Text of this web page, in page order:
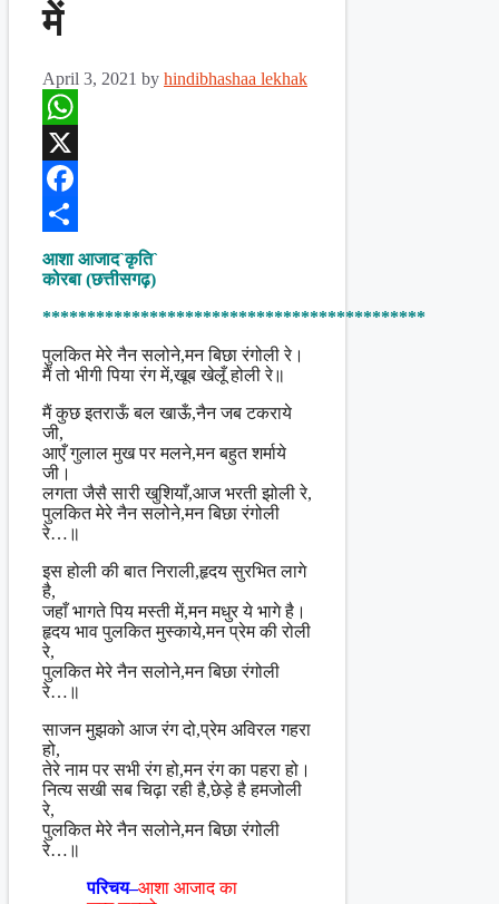
में
April 3, 2021 by hindibhashaa lekhak
WhatsApp
X
Facebook
Share
आशा आजाद`कृति`
कोरबा (छत्तीसगढ़)
*******************************************
पुलकित मेरे नैन सलोने,मन बिछा रंगोली रे।
मैं तो भीगी पिया रंग में,खूब खेलूँ होली रे॥
मैं कुछ इतराऊँ बल खाऊँ,नैन जब टकराये
जी,
आएँ गुलाल मुख पर मलने,मन बहुत शर्माये
जी।
लगता जैसै सारी खुशियाँ,आज भरती झोली रे,
पुलकित मेरे नैन सलोने,मन बिछा रंगोली
रे…॥
इस होली की बात निराली,हृदय सुरभित लागे
है,
जहाँ भागते पिय मस्ती में,मन मधुर ये भागे है।
हृदय भाव पुलकित मुस्काये,मन प्रेम की रोली
रे,
पुलकित मेरे नैन सलोने,मन बिछा रंगोली
रे…॥
साजन मुझको आज रंग दो,प्रेम अविरल गहरा
हो,
तेरे नाम पर सभी रंग हो,मन रंग का पहरा हो।
नित्य सखी सब चिढ़ा रही है,छेड़े है हमजोली
रे,
पुलकित मेरे नैन सलोने,मन बिछा रंगोली
रे…॥
परिचय–आशा आजाद का